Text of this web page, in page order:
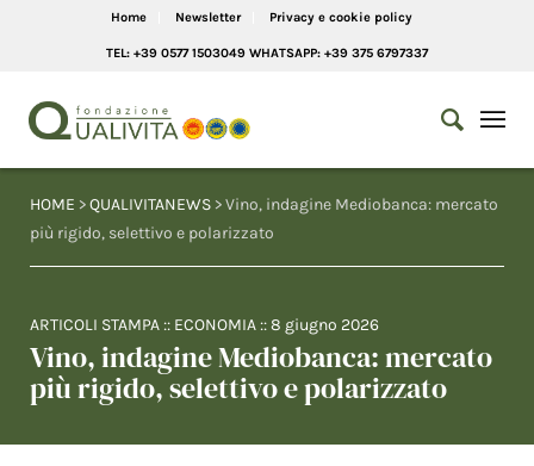
Home Newsletter Privacy e cookie policy
TEL: +39 0577 1503049 WHATSAPP: +39 375 6797337
HOME >QUALIVITANEWS > Vino, indagine Mediobanca: mercato
più rigido, selettivo e polarizzato
ARTICOLI STAMPA :: ECONOMIA ::8 giugno 2026
Vino, indagine Mediobanca: mercato
più rigido, selettivo e polarizzato